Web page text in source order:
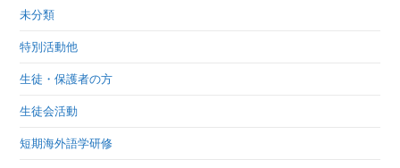
未分類
特別活動他
生徒・保護者の方
生徒会活動
短期海外語学研修